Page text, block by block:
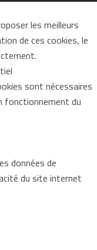
les meilleurs
de ces cookies, le
sont nécessaires
fonctionnement du
données de
du site internet